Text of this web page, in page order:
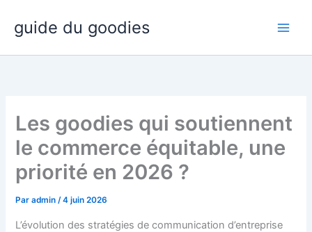
contenu
guide du goodies
Les goodies qui soutiennent
le commerce équitable, une
priorité en 2026 ?
Paradmin/4 juin 2026
L’évolution des stratégies de communication d’entreprise